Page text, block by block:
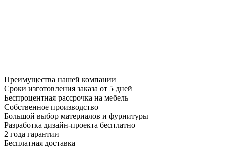
Преимущества нашей компании
Сроки изготовления заказа от 5 дней
Беспроцентная рассрочка на мебель
Собственное производство
Большой выбор материалов и фурнитуры
Разработка дизайн-проекта бесплатно
2 года гарантии
Бесплатная доставка